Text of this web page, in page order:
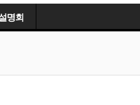
명회